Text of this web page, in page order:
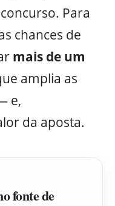
Para
chances de
mais de um
amplia as
e,
da aposta.
fonte de